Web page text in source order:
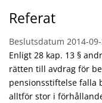
Referat
Beslutsdatum 2014-
Enligt 28 kap. 13 §
rätten till avdrag för
pensionsstiftelse falla
alltför stor i